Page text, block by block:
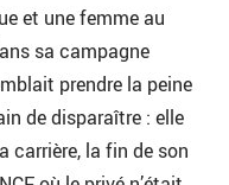
et une femme au
sa campagne
prendre la peine
de disparaître : elle
carrière, la fin de son